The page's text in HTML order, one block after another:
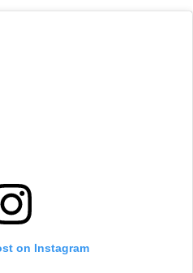
on Instagram